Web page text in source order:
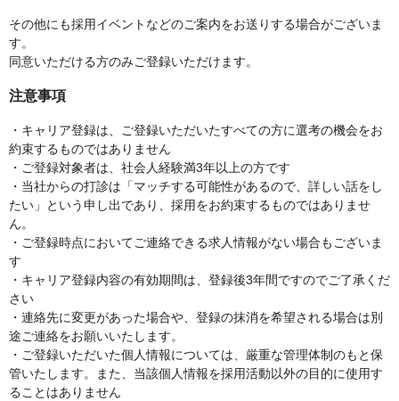
その他にも採用イベントなどのご案内をお送りする場合がございま
す。
同意いただける方のみご登録いただけます。
注意事項
・キャリア登録は、ご登録いただいたすべての方に選考の機会をお
約束するものではありません
・ご登録対象者は、社会人経験満3年以上の方です
・当社からの打診は「マッチする可能性があるので、詳しい話をし
たい」という申し出であり、採用をお約束するものではありませ
ん。
・ご登録時点においてご連絡できる求人情報がない場合もございま
す
・キャリア登録内容の有効期間は、登録後3年間ですのでご了承くだ
さい
・連絡先に変更があった場合や、登録の抹消を希望される場合は別
途ご連絡をお願いいたします。
・ご登録いただいた個人情報については、厳重な管理体制のもと保
管いたします。また、当該個人情報を採用活動以外の目的に使用す
ることはありません